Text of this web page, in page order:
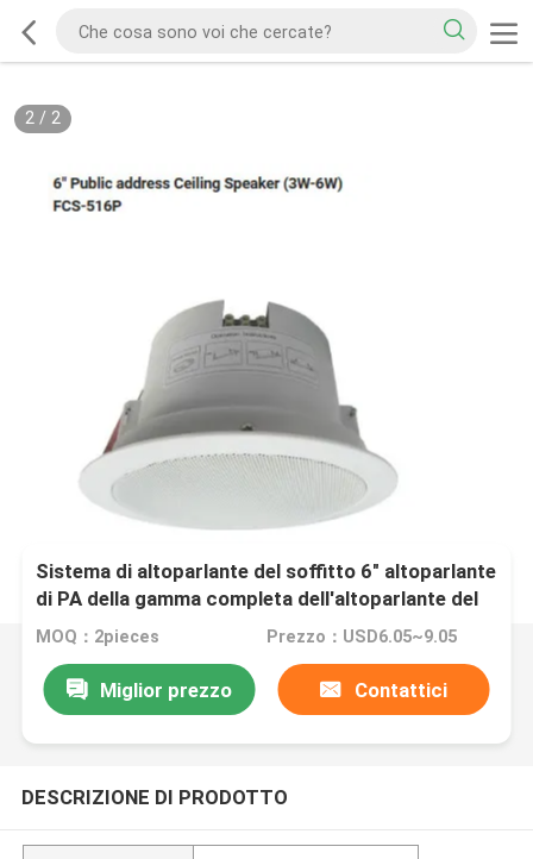
2/ 2
Sistema di altoparlante del soffitto 6" altoparlante
di PA della gamma completa dell'altoparlante del
soffitto dell'altoparlante
MOQ：2pieces Prezzo：USD6.05~9.05
Miglior prezzo Contattici
DESCRIZIONE DI PRODOTTO